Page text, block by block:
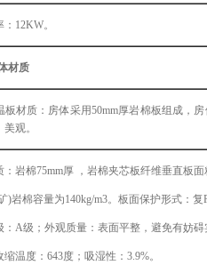
12KW。
材质
板材质：房体采用50mm厚岩棉板组成，
观。
岩棉75mm厚 ， 岩棉夹芯板纤维垂直板面
)岩棉容量为140kg/m3。板面保护形式：复
A级 ； 外观质量：表面平整，避免有妨
温度： 643度 ； 吸湿性： 3.9%。